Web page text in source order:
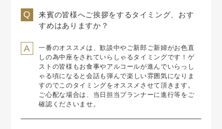
来賓の皆様へご挨拶をするタイミング、おす
すめはありますか？
一番のオススメは、歓談中やご新郎ご新婦がお色直
しの為中座をされていらしゃるタイミングです！ ゲ
ストの皆様もお食事やアルコールが進んでいらっし
ゃる頃になると 会話も弾んで楽しい雰囲気になりま
すのでこのタイミングをオススメさせて頂きます。
ご心配な場合は、当日担当プランナーに進行等をご
確認くださいませ。